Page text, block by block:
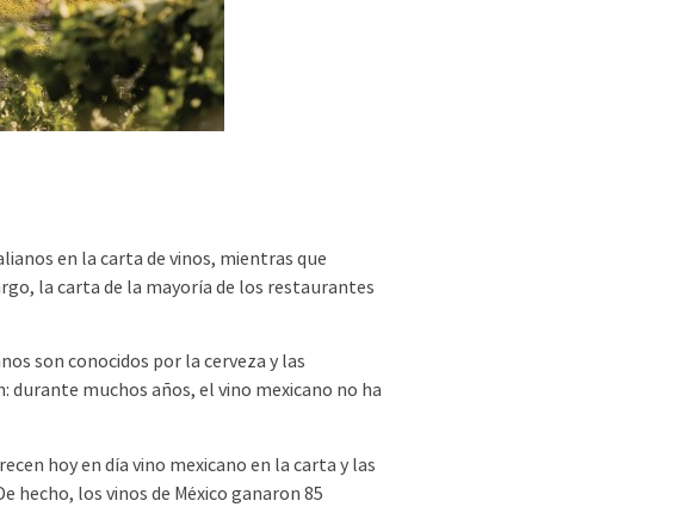
en la carta de vinos, mientras que
la carta de la mayoría de los restaurantes
son conocidos por la cerveza y las
muchos años, el vino mexicano no ha
hoy en día vino mexicano en la carta y las
hecho, los vinos de México ganaron 85